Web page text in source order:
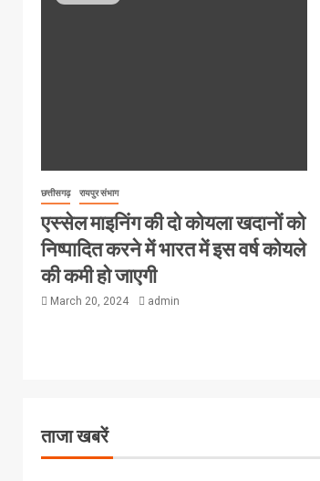
छत्तीसगढ़ रायपुर संभाग
एस्सेल माइनिंग की दो कोयला खदानों को
निष्पादित करने में भारत में इस वर्ष कोयले
की कमी हो जाएगी
March 20, 2024 admin
ताजा खबरें